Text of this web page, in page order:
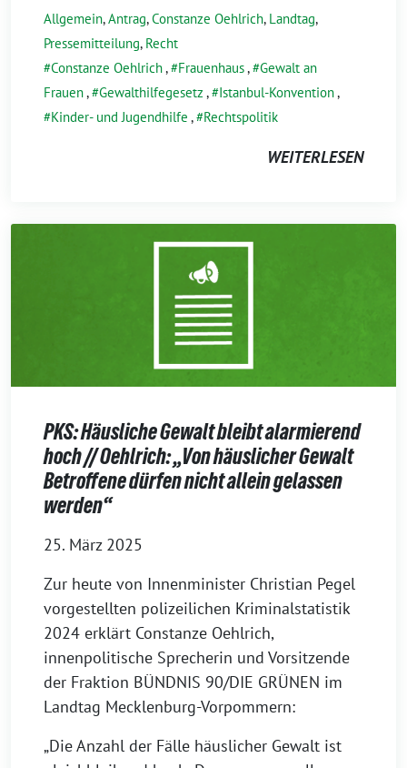
Allgemein,Antrag,Constanze Oehlrich, Landtag,
Pressemitteilung, Recht
Constanze Oehlrich, Frauenhaus, Gewalt an
Frauen, Gewalthilfegesetz , Istanbul-Konvention,
Kinder- und Jugendhilfe , Rechtspolitik
WEITERLESEN
PKS: Häusliche Gewalt bleibt alarmierend
hoch // Oehlrich: „Von häuslicher Gewalt
Betroffene dürfen nicht allein gelassen
werden“
25. März 2025
Zur heute von Innenminister Christian Pegel
vorgestellten polizeilichen Kriminalstatistik
2024 erklärt Constanze Oehlrich,
innenpolitische Sprecherin und Vorsitzende
der Fraktion BÜNDNIS 90/DIE GRÜNEN im
Landtag Mecklenburg-Vorpommern:
„Die Anzahl der Fälle häuslicher Gewalt ist